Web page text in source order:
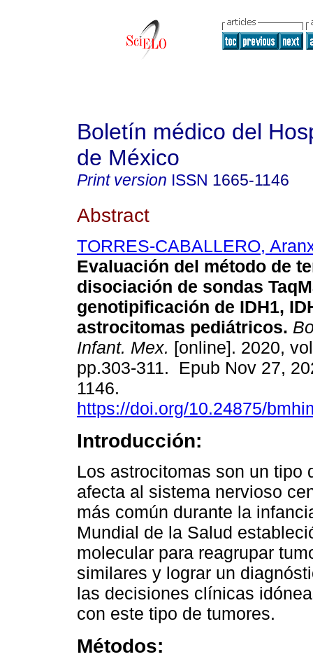
Boletín médico del
de México
Print version ISSN 1665-1146
Abstract
TORRES-CABALLERO,
Evaluación del método de
disociación de sondas
genotipificación de IDH1,
astrocitomas pediátricos.
Infant. Mex. [online]. 2020,
pp.303-311. Epub Nov 27,
1146.
https://doi.org/10.24875/
Introducción:
Los astrocitomas son un tipo
afecta al sistema nervioso
más común durante la
Mundial de la Salud
molecular para reagrupar
similares y lograr un
las decisiones clínicas
con este tipo de tumores.
Métodos: